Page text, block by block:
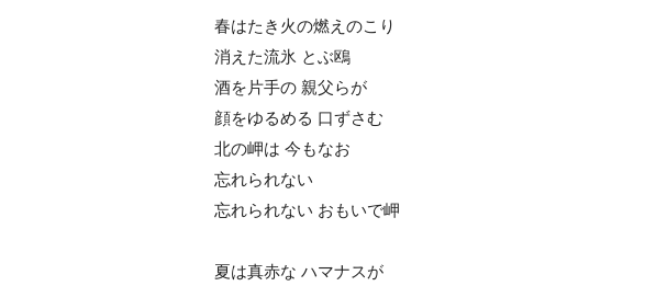
春はたき火の燃えのこり
消えた流氷 とぶ鴎
酒を片手の 親父らが
顔をゆるめる 口ずさむ
北の岬は 今もなお
忘れられない
忘れられない おもいで岬
夏は真赤な ハマナスが